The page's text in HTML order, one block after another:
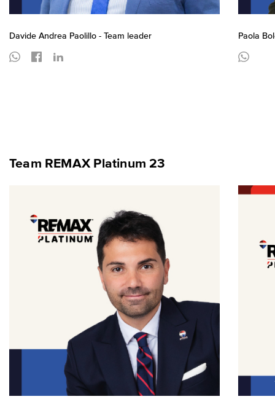
Davide Andrea Paolillo - Team leader Paola
Team REMAX Platinum 23